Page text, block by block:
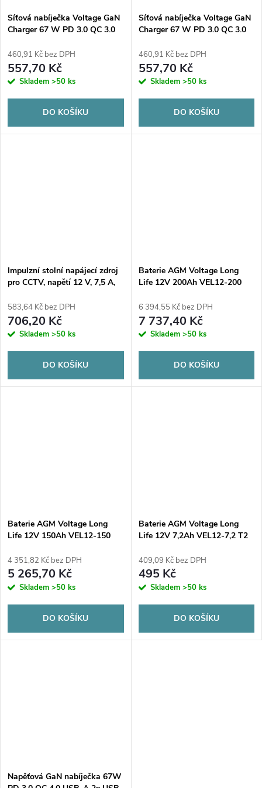
Síťová nabíječka Voltage GaN
Charger 67 W PD 3.0 QC 3.0
460,91 Kč bez DPH
557,70 Kč
Skladem >50 ks
DO KOŠÍKU
Síťová nabíječka Voltage GaN
Charger 67 W PD 3.0 QC 3.0
460,91 Kč bez DPH
557,70 Kč
Skladem >50 ks
DO KOŠÍKU
Impulzní stolní napájecí zdroj
pro CCTV, napětí 12 V, 7,5 A,
mm
583,64 Kč bez DPH
706,20 Kč
Skladem >50 ks
DO KOŠÍKU
Baterie AGM Voltage Long
Life 12V 200Ah VEL12-200
6 394,55 Kč bez DPH
7 737,40 Kč
Skladem >50 ks
DO KOŠÍKU
Baterie AGM Voltage Long
Life 12V 150Ah VEL12-150
4 351,82 Kč bez DPH
5 265,70 Kč
Skladem >50 ks
DO KOŠÍKU
Baterie AGM Voltage Long
Life 12V 7,2Ah VEL12-7,2 T2
409,09 Kč bez DPH
495 Kč
Skladem >50 ks
DO KOŠÍKU
Napěťová GaN nabíječka 67W